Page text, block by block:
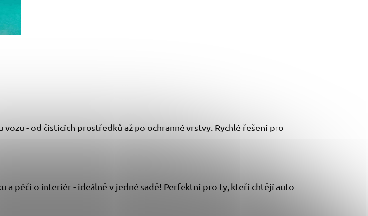
- od čisticích prostředků až po ochranné vrstvy. Rychlé řešení pro
a péči o interiér - ideálně v jedné sadě! Perfektní pro ty, kteří chtějí auto